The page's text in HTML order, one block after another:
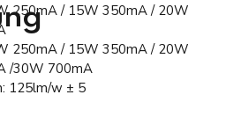
250mA / 15W 350mA / 20W
250mA / 15W 350mA / 20W
/30W 700mA
125lm/w ± 5